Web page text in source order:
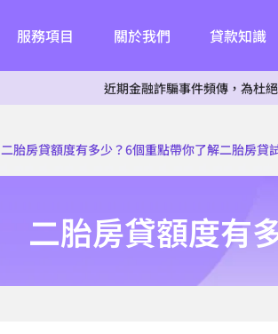
服務項目 關於我們 貸款知識
近期金融詐騙事件頻傳，為杜絕詐騙行
二胎房貸額度有多少？6個重點帶你了解二胎房貸
二胎房貸額度有